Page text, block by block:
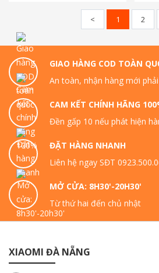
< 1 2
GIAO HÀNG COD TOÀN
An toàn, nhận hàng mới
CAM KẾT CHÍNH HÃNG
Đền gấp 10 nếu phát hiện
ĐẶT HÀNG NHANH
Liên hệ ngay SĐT
MỞ CỬA: 8H30'-20H30'
Từ thứ hai đến chủ nhật
XIAOMI ĐÀ NẴNG